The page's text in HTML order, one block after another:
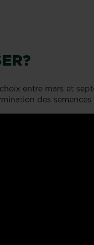
entre mars et
des